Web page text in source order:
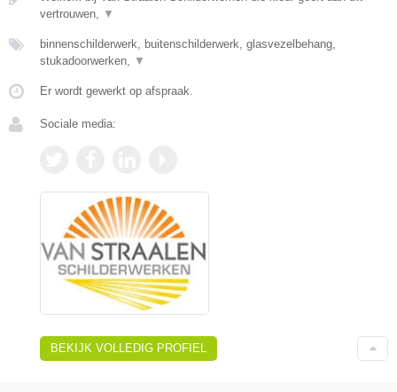
vertrouwen, ▼
binnenschilderwerk, buitenschilderwerk, glasvezelbehang,
stukadoorwerken, ▼
Er wordt gewerkt op afspraak.
Sociale media:
BEKIJK VOLLEDIG PROFIEL